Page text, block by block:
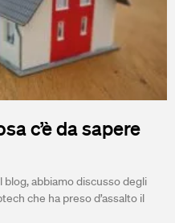
c’è da sapere
abbiamo discusso degli
che ha preso d’assalto il